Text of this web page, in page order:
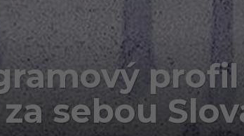
sebou